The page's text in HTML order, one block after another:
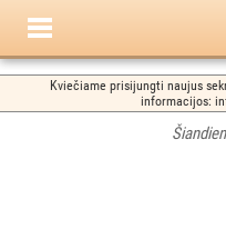
Kviečiame prisijungti naujus
informacijos: